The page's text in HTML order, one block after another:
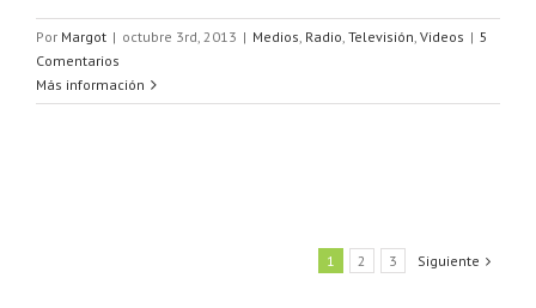
Por Margot | octubre 3rd, 2013 | Medios Radio Televisión Videos | 5
Comentarios
Más información
1 2 3 Siguiente